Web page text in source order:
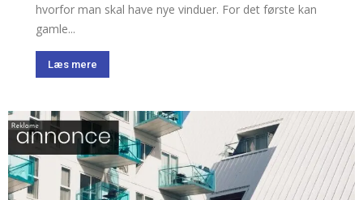
hvorfor man skal have nye vinduer. For det første kan
gamle...
Læs mere